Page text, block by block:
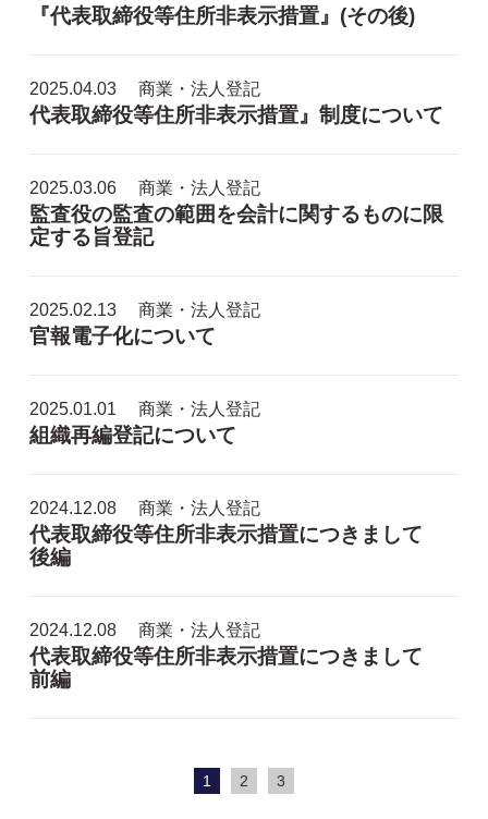
『代表取締役等住所非表示措置』(その後)
2025.04.03 商業・法人登記
代表取締役等住所非表示措置』制度について
2025.03.06 商業・法人登記
監査役の監査の範囲を会計に関するものに限
定する旨登記
2025.02.13 商業・法人登記
官報電子化について
2025.01.01 商業・法人登記
組織再編登記について
2024.12.08 商業・法人登記
代表取締役等住所非表示措置につきまして
後編
2024.12.08 商業・法人登記
代表取締役等住所非表示措置につきまして
前編
1 2 3